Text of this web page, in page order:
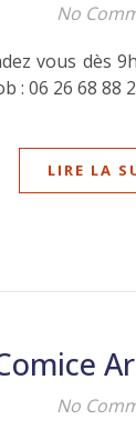
No
vous dès
: 06 26 68 88
LIRE LA
No